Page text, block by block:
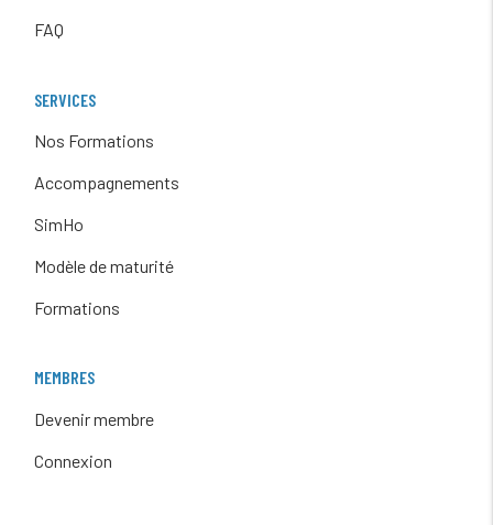
FAQ
SERVICES
Nos Formations
Accompagnements
SimHo
Modèle de maturité
Formations
MEMBRES
Devenir membre
Connexion